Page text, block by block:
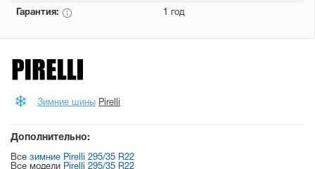
Гарантия: 1 год
Зимние шины Pirelli
Дополнительно:
Все зимние Pirelli 295/35 R22
Все модели Pirelli 295/35 R22